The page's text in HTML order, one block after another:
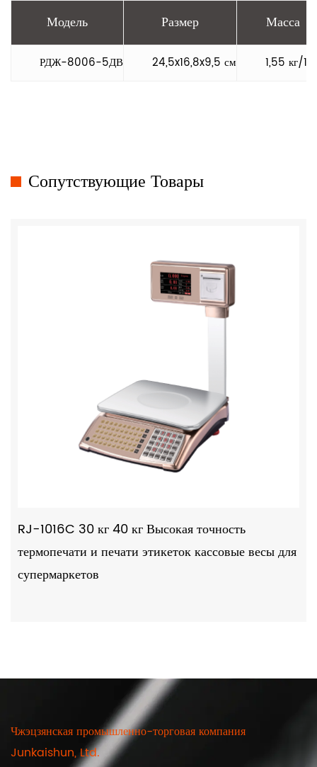
Модель Размер Масса
РДЖ-8006-5ДВ 24,5x16,8x9,5 см 1,55 кг/
Сопутствующие Товары
RJ-1016C 30 кг 40 кг Высокая точность
термопечати и печати этикеток кассовые весы для
супермаркетов
Чжэцзянская промышленно-торговая компания
Junkaishun, Ltd.